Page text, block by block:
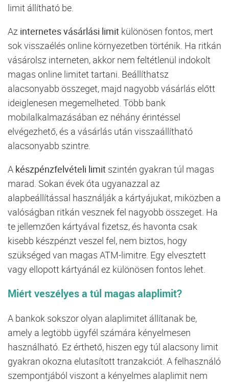
limit állítható be.
Az internetes vásárlási limit különösen fontos, mert
sok visszaélés online környezetben történik. Ha ritkán
vásárolsz interneten, akkor nem feltétlenül indokolt
magas online limitet tartani. Beállíthatsz
alacsonyabb összeget, majd nagyobb vásárlás előtt
ideiglenesen megemelheted. Több bank
mobilalkalmazásában ez néhány érintéssel
elvégezhető, és a vásárlás után visszaállítható
alacsonyabb szintre.
A készpénzfelvételi limit szintén gyakran túl magas
marad. Sokan évek óta ugyanazzal az
alapbeállítással használják a kártyájukat, miközben a
valóságban ritkán vesznek fel nagyobb összeget. Ha
te jellemzően kártyával fizetsz, és havonta csak
kisebb készpénzt veszel fel, nem biztos, hogy
szükséged van magas ATM-limitre. Egy elvesztett
vagy ellopott kártyánál ez különösen fontos lehet.
Miért veszélyes a túl magas alaplimit?
A bankok sokszor olyan alaplimitet állítanak be,
amely a legtöbb ügyfél számára kényelmesen
használható. Ez érthető, hiszen egy túl alacsony limit
gyakran okozna elutasított tranzakciót. A felhasználó
szempontjából viszont a kényelmes alaplimit nem